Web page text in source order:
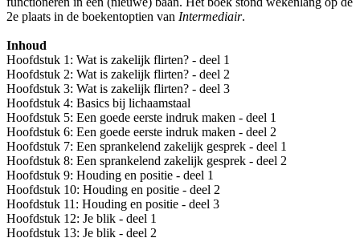
2e plaats in de boekentoptien van Intermediair.
Inhoud
Hoofdstuk 1: Wat is zakelijk flirten? - deel 1
Hoofdstuk 2: Wat is zakelijk flirten? - deel 2
Hoofdstuk 3: Wat is zakelijk flirten? - deel 3
Hoofdstuk 4: Basics bij lichaamstaal
Hoofdstuk 5: Een goede eerste indruk maken - deel 1
Hoofdstuk 6: Een goede eerste indruk maken - deel 2
Hoofdstuk 7: Een sprankelend zakelijk gesprek - deel 1
Hoofdstuk 8: Een sprankelend zakelijk gesprek - deel 2
Hoofdstuk 9: Houding en positie - deel 1
Hoofdstuk 10: Houding en positie - deel 2
Hoofdstuk 11: Houding en positie - deel 3
Hoofdstuk 12: Je blik - deel 1
Hoofdstuk 13: Je blik - deel 2